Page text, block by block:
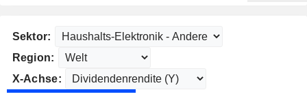
Sektor:
Region:
X-Achse: